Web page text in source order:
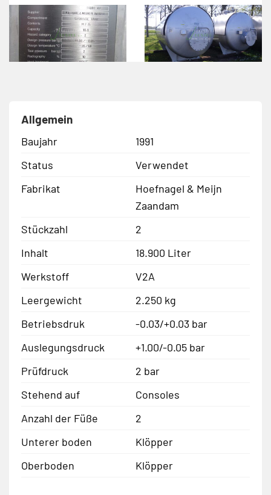
Allgemein
Baujahr
1991
Status
Verwendet
Fabrikat
Hoefnagel & Meijn
Zaandam
Stückzahl
2
Inhalt
18.900 Liter
Werkstoff
V2A
Leergewicht
2.250 kg
Betriebsdruk
-0.03/+0.03 bar
Auslegungsdruck
+1.00/-0.05 bar
Prüfdruck
2 bar
Stehend auf
Consoles
Anzahl der Füße
2
Unterer boden
Klöpper
Oberboden
Klöpper